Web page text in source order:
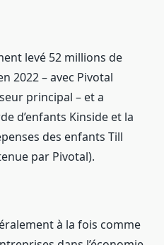
levé 52 millions de
2022 – avec Pivotal
principal – et a
d’enfants Kinside et la
des enfants Till
par Pivotal).
à la fois comme